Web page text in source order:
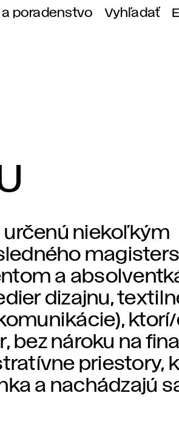
a poradenstvo Vyhľadať
určenú niekoľkým
a
dizajnu,
bez nároku na
priestory,
a nachádzajú